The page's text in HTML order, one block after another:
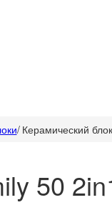
/ Керамический
50